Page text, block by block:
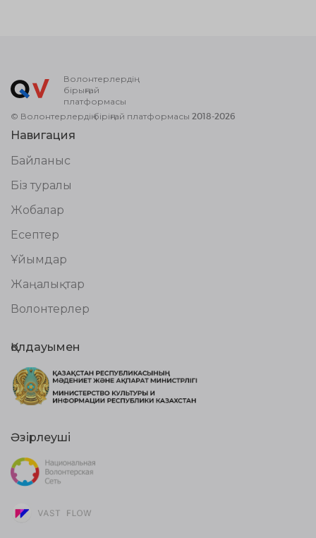
Волонтерлердің
бірыңғай
платформасы
© Волонтерлердің біріңғай платформасы 2018-2026
Навигация
Байланыс
Біз туралы
Жобалар
Есептер
Ұйымдар
Жаңалықтар
Волонтерлер
Қолдауымен
Әзірлеуші